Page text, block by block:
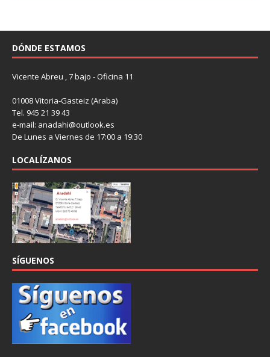
DÓNDE ESTAMOS
Vicente Abreu , 7 bajo - Oficina 11
01008 Vitoria-Gasteiz (Araba)
Tel. 945 21 39 43
e-mail: anadahi@outlook.es
De Lunes a Viernes de 17:00 a 19:30
LOCALÍZANOS
SÍGUENOS